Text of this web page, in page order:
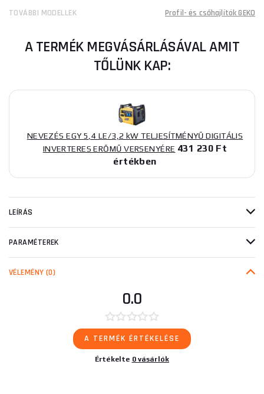
TOVÁBBI MODELLEK Profil- és csőhajlítók GEKO
A TERMÉK MEGVÁSÁRLÁSÁVAL AMIT
TŐLÜNK KAP:
NEVEZÉS EGY 5,4 LE/3,2 kW TELJESÍTMÉNYŰ DIGITÁLIS
INVERTERES ERŐMŰ VERSENYÉRE 431 230 Ft
értékben
LEÍRÁS
PARAMÉTEREK
VÉLEMÉNY (0)
0.0
A TERMÉK ÉRTÉKELÉSE
Értékelte 0 vásárlók